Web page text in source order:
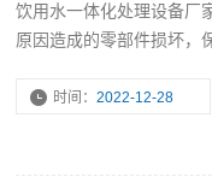
饮用水一体化处理设备厂
原因造成的零部件损坏，
成本价计。
时间：2022-12-28